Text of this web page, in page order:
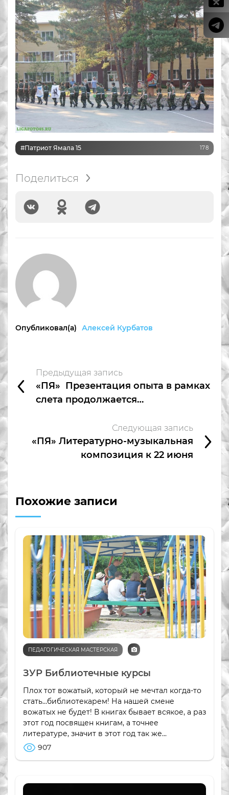
#Патриот Ямала 15 178
Поделиться
Опубликовал(а) Алексей Курбатов
Предыдущая запись
«ПЯ» Презентация опыта в рамках
слета продолжается…
Следующая запись
«ПЯ» Литературно-музыкальная
композиция к 22 июня
Похожие записи
ПЕДАГОГИЧЕСКАЯ МАСТЕРСКАЯ
ЗУР Библиотечные курсы
Плох тот вожатый, который не мечтал когда-то
стать…библиотекарем! На нашей смене
вожатых не будет! В книгах бывает всякое, а раз
этот год посвящен книгам, а точнее
литературе, значит в этот год так же...
907